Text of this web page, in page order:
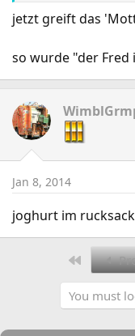
jetzt greift das
so wurde "der Fred
Jan 8, 2014
joghurt im
First
You must